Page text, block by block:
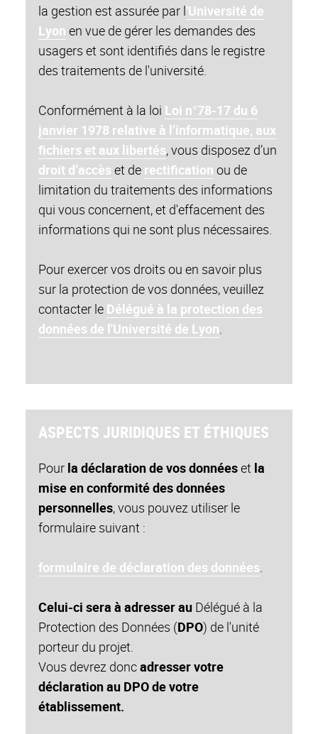
la gestion est assurée par l'Université de
Lyon en vue de gérer les demandes des
usagers et sont identifiés dans le registre
des traitements de l'université.
Conformément à la loi Loi n°78-17 du 6
janvier 1978 relative à l’informatique, aux
fichiers et aux libertés, vous disposez d’un
droit d’accès et de rectification ou de
limitation du traitements des informations
qui vous concernent, et d'effacement des
informations qui ne sont plus nécessaires.
Pour exercer vos droits ou en savoir plus
sur la protection de vos données, veuillez
contacter le Délégué à la protection des
données de l'Université de Lyon.
ASPECTS JURIDIQUES ET ÉTHIQUES
Pour la déclaration de vos donnéeset la
mise en conformité des données
personnelles, vous pouvez utiliser le
formulaire suivant :
formulaire de déclaration des données.
Celui-ci sera à adresser au Délégué à la
Protection des Données (DPO) de l'unité
porteur du projet.
Vous devrez doncadresser votre
déclaration au DPO de votre
établissement.